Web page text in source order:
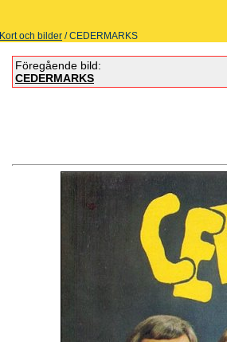
Kort och bilder / CEDERMARKS
Föregående bild:
CEDERMARKS